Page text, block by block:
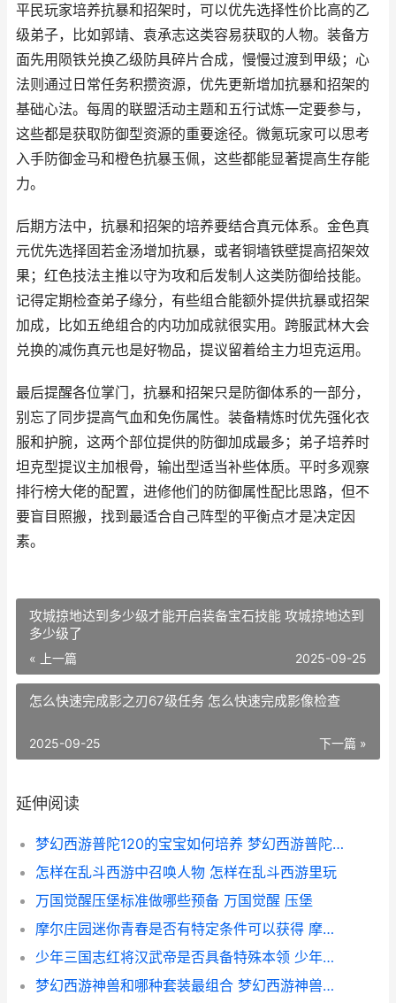
平民玩家培养抗暴和招架时，可以优先选择性价比高的乙
级弟子，比如郭靖、袁承志这类容易获取的人物。装备方
面先用陨铁兑换乙级防具碎片合成，慢慢过渡到甲级；心
法则通过日常任务积攒资源，优先更新增加抗暴和招架的
基础心法。每周的联盟活动主题和五行试炼一定要参与，
这些都是获取防御型资源的重要途径。微氪玩家可以思考
入手防御金马和橙色抗暴玉佩，这些都能显著提高生存能
力。
后期方法中，抗暴和招架的培养要结合真元体系。金色真
元优先选择固若金汤增加抗暴，或者铜墙铁壁提高招架效
果；红色技法主推以守为攻和后发制人这类防御给技能。
记得定期检查弟子缘分，有些组合能额外提供抗暴或招架
加成，比如五绝组合的内功加成就很实用。跨服武林大会
兑换的减伤真元也是好物品，提议留着给主力坦克运用。
最后提醒各位掌门，抗暴和招架只是防御体系的一部分，
别忘了同步提高气血和免伤属性。装备精炼时优先强化衣
服和护腕，这两个部位提供的防御加成最多；弟子培养时
坦克型提议主加根骨，输出型适当补些体质。平时多观察
排行榜大佬的配置，进修他们的防御属性配比思路，但不
要盲目照搬，找到最适合自己阵型的平衡点才是决定因
素。
攻城掠地达到多少级才能开启装备宝石技能 攻城掠地达到
多少级了
« 上一篇 2025-09-25
怎么快速完成影之刃67级任务 怎么快速完成影像检查
下一篇 »
2025-09-25
延伸阅读
梦幻西游普陀120的宝宝如何培养 梦幻西游普陀129厉害吗
怎样在乱斗西游中召唤人物 怎样在乱斗西游里玩
万国觉醒压堡标准做哪些预备 万国觉醒 压堡
摩尔庄园迷你青春是否有特定条件可以获得 摩尔庄园迷你青春摩托车
少年三国志红将汉武帝是否具备特殊本领 少年三国志武将品质排名最新
梦幻西游神兽和哪种套装最组合 梦幻西游神兽哪个实用2021